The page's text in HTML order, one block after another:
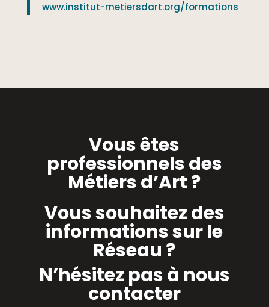
www.institut-metiersdart.org/formations
Vous êtes
professionnels des
Métiers d’Art ?
Vous souhaitez des
informations sur le
Réseau ?
N’hésitez pas à nous
contacter